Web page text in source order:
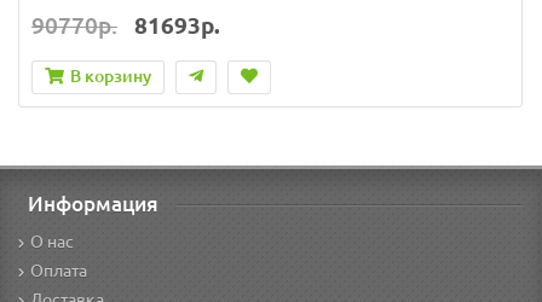
90770р. 81693р.
В корзину
Информация
О нас
Оплата